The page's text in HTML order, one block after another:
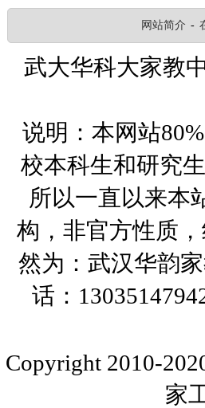
网站简介 -
武大华科大家教
说明：本网站
校本科生和研究
所以一直以来本
构，非官方性质
然为：武汉华韵
话：
Copyright 2010-
家